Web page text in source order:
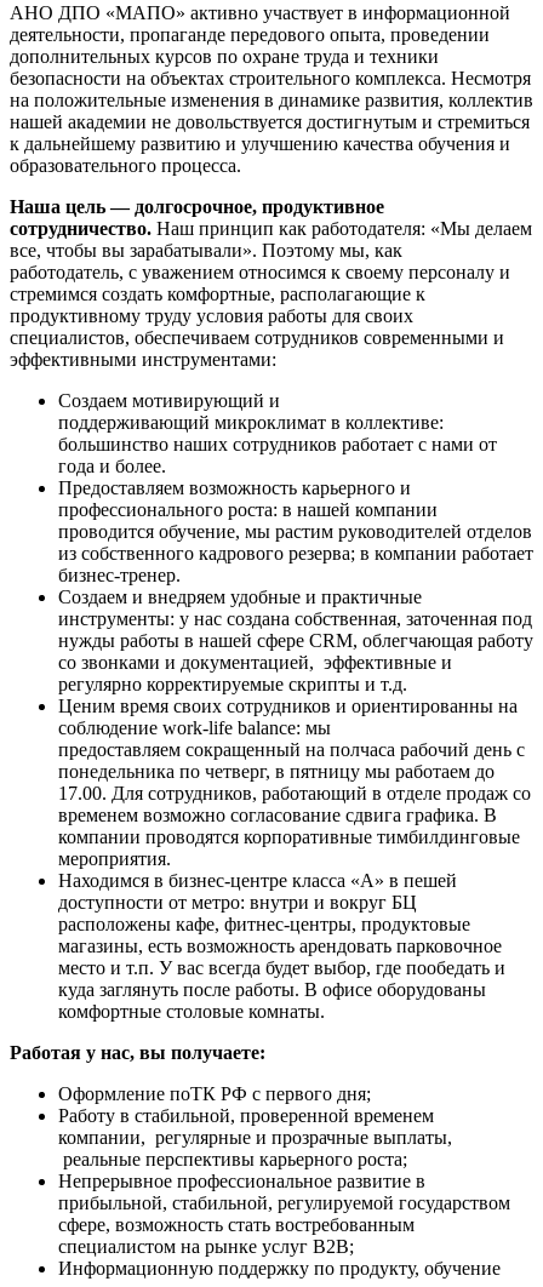
АНО ДПО «МАПО» активно участвует в информационной
деятельности, пропаганде передового опыта, проведении
дополнительных курсов по охране труда и техники
безопасности на объектах строительного комплекса. Несмотря
на положительные изменения в динамике развития, коллектив
нашей академии не довольствуется достигнутым и стремиться
к дальнейшему развитию и улучшению качества обучения и
образовательного процесса.
Наша цель — долгосрочное, продуктивное
сотрудничество. Наш принцип как работодателя: «Мы делаем
все, чтобы вы зарабатывали». Поэтому мы, как
работодатель, с уважением относимся к своему персоналу и
стремимся создать комфортные, располагающие к
продуктивному труду условия работы для своих
специалистов, обеспечиваем сотрудников современными и
эффективными инструментами:
Создаем мотивирующий и
поддерживающий микроклимат в коллективе:
большинство наших сотрудников работает с нами от
года и более.
Предоставляем возможность карьерного и
профессионального роста: в нашей компании
проводится обучение, мы растим руководителей отделов
из собственного кадрового резерва; в компании работает
бизнес-тренер.
Создаем и внедряем удобные и практичные
инструменты: у нас создана собственная, заточенная под
нужды работы в нашей сфере CRM, облегчающая работу
со звонками и документацией, эффективные и
регулярно корректируемые скрипты и т.д.
Ценим время своих сотрудников и ориентированны на
соблюдение work-life balance: мы
предоставляем сокращенный на полчаса рабочий день с
понедельника по четверг, в пятницу мы работаем до
17.00. Для сотрудников, работающий в отделе продаж со
временем возможно согласование сдвига графика. В
компании проводятся корпоративные тимбилдинговые
мероприятия.
Находимся в бизнес-центре класса «А» в пешей
доступности от метро: внутри и вокруг БЦ
расположены кафе, фитнес-центры, продуктовые
магазины, есть возможность арендовать парковочное
место и т.п. У вас всегда будет выбор, где пообедать и
куда заглянуть после работы. В офисе оборудованы
комфортные столовые комнаты.
Работая у нас, вы получаете:
Оформление поТК РФ с первого дня;
Работу в стабильной, проверенной временем
компании, регулярные и прозрачные выплаты,
реальные перспективы карьерного роста;
Непрерывное профессиональное развитие в
прибыльной, стабильной, регулируемой государством
сфере, возможность стать востребованным
специалистом на рынке услуг B2B;
Информационную поддержку по продукту, обучение